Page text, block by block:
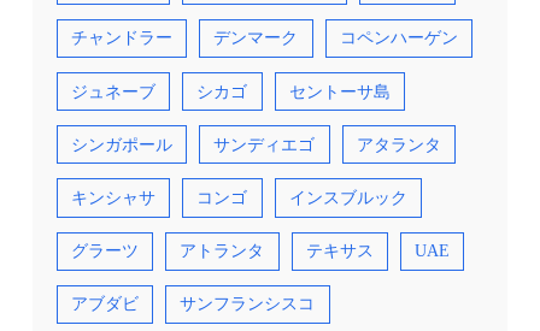
チャンドラー デンマーク コペンハーゲン
ジュネーブ シカゴ セントーサ島
シンガポール サンディエゴ アタランタ
キンシャサ コンゴ インスブルック
グラーツ アトランタ テキサス UAE
アブダビ サンフランシスコ